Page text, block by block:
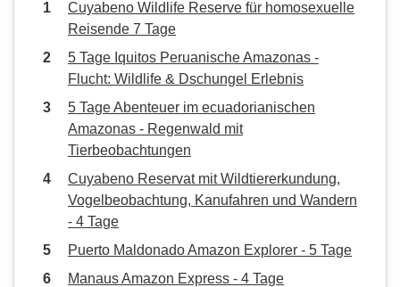
Cuyabeno Wildlife Reserve für homosexuelle
Reisende 7 Tage
5 Tage Iquitos Peruanische Amazonas -
Flucht: Wildlife & Dschungel Erlebnis
5 Tage Abenteuer im ecuadorianischen
Amazonas - Regenwald mit
Tierbeobachtungen
Cuyabeno Reservat mit Wildtiererkundung,
Vogelbeobachtung, Kanufahren und Wandern
- 4 Tage
Puerto Maldonado Amazon Explorer - 5 Tage
Manaus Amazon Express - 4 Tage